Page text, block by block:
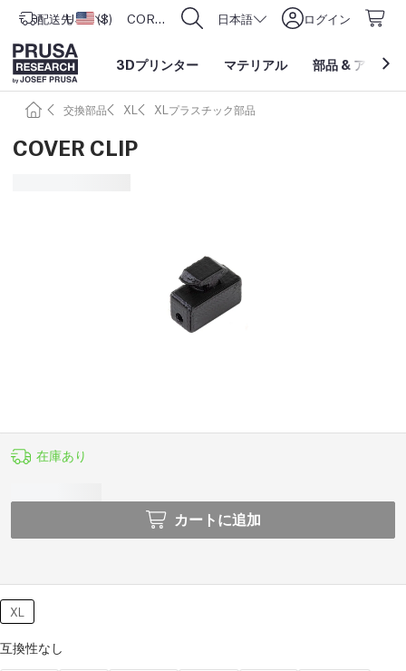
配送先 アメリカ合衆国
USD ($) CORE One L: Now In Stock! 日本語 ログイン
3Dプリンター マテリアル 部品 & アクセ
交換部品 XL XLプラスチック部品
COVER CLIP
在庫あり
カートに追加
XL
互換性なし